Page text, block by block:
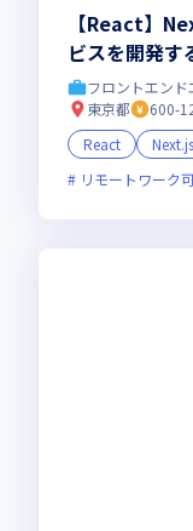
【React】
ビスを開発す
フロントエンド
東京都
600-
React
Next.js
リモートワーク